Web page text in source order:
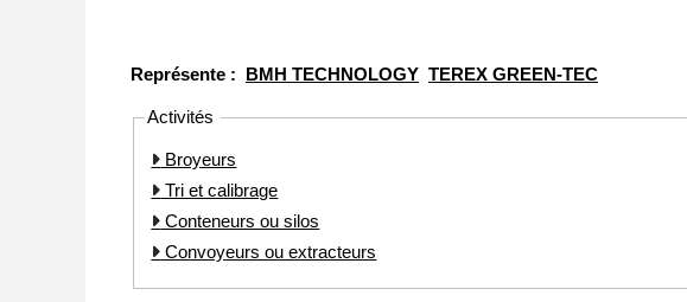
Représente : BMH TECHNOLOGY TEREX GREEN-TEC
Activités
Broyeurs
Tri et calibrage
Conteneurs ou silos
Convoyeurs ou extracteurs